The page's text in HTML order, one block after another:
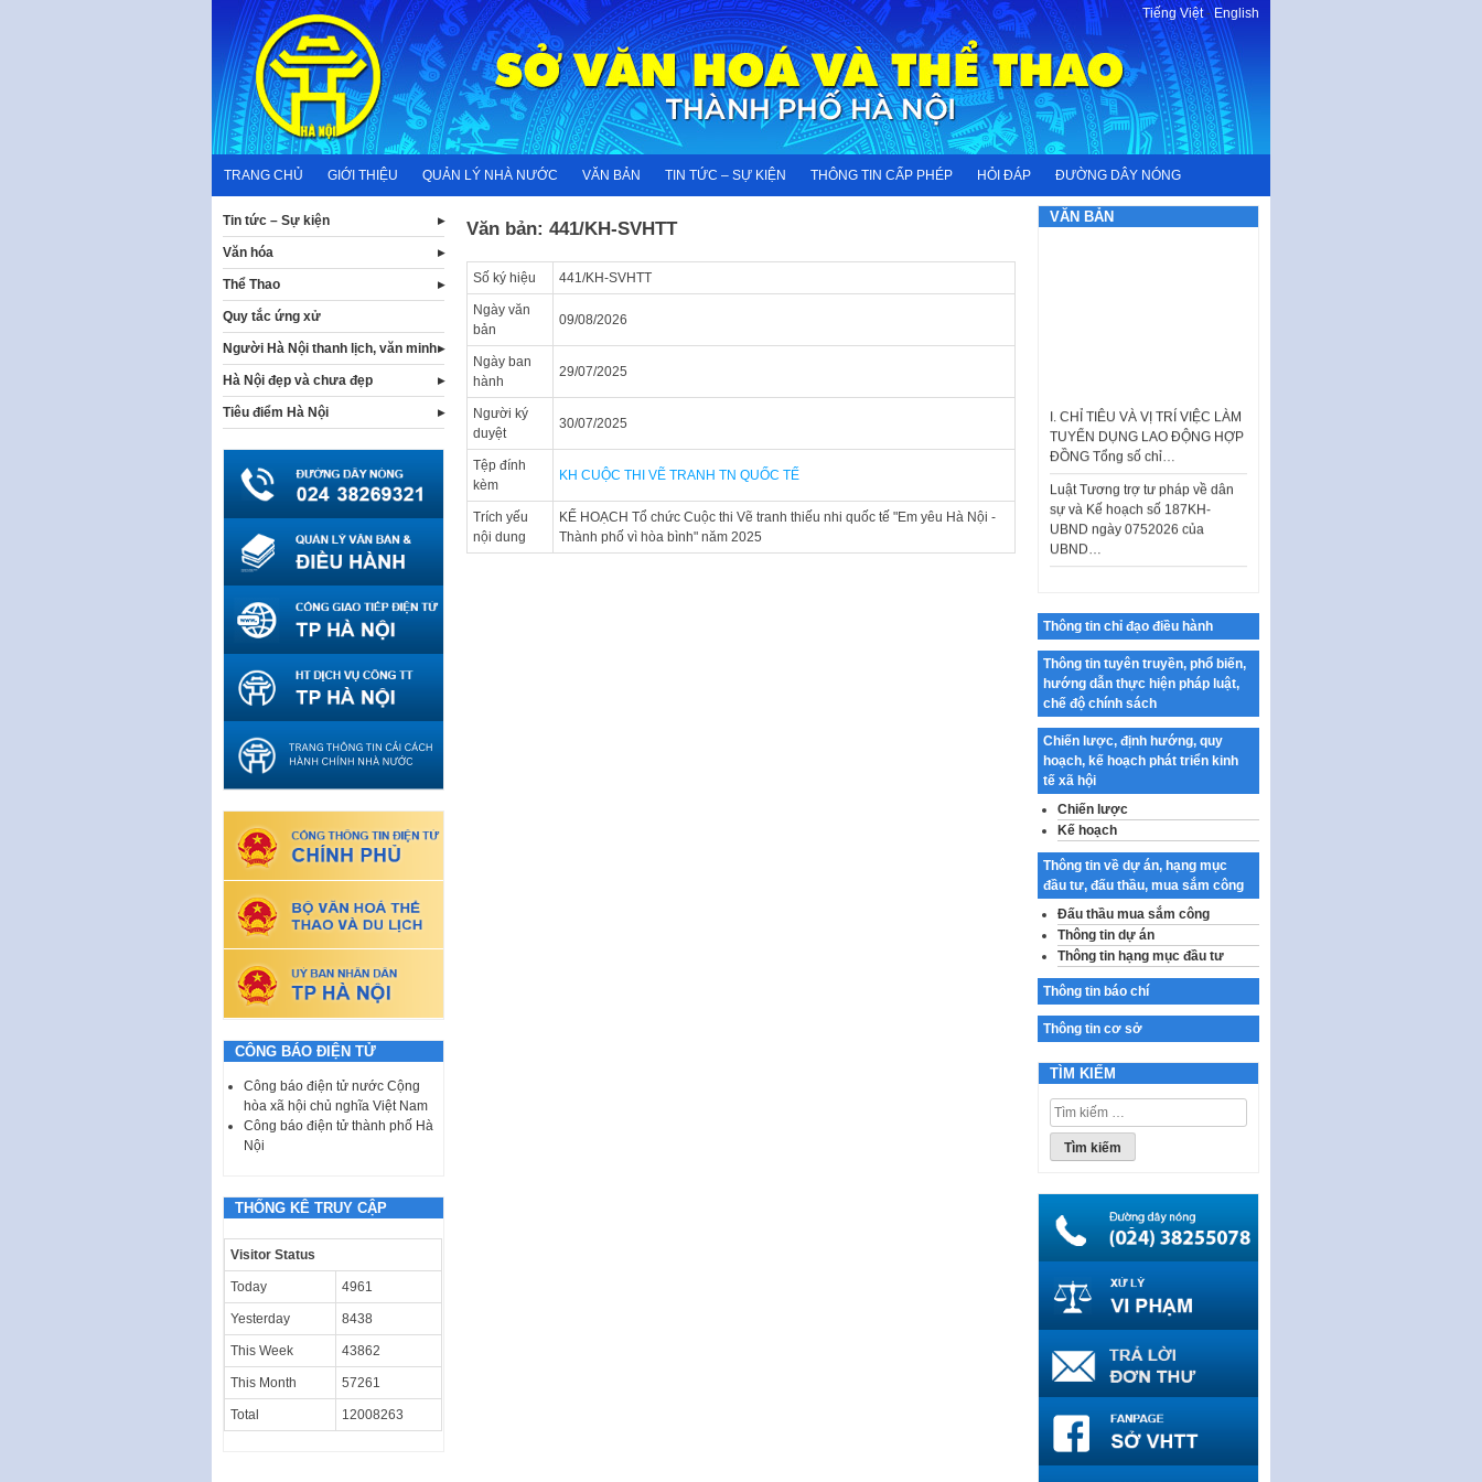
content
Tiếng Việt-English
TRANG CHỦ GIỚI THIỆU QUẢN LÝ NHÀ NƯỚC VĂN BẢN TIN TỨC – SỰ KIỆN THÔNG TIN CẤP PHÉP HỎI ĐÁP ĐƯỜNG DÂY NÓNG
Văn bản: 441/KH-SVHTT
Số ký hiệu 441/KH-SVHTT
Ngày văn
bản
09/08/2026
Ngày ban
hành
29/07/2025
Người ký
duyệt
30/07/2025
Tệp đính
kèm
KH CUỘC THI VẼ TRANH TN QUỐC TẾ
Trích yếu
nội dung
KẾ HOẠCH Tổ chức Cuộc thi Vẽ tranh thiếu nhi quốc tế "Em yêu Hà Nội -
Thành phố vì hòa bình" năm 2025
Tin tức – Sự kiện
Văn hóa
Thể Thao
Quy tắc ứng xử
Người Hà Nội thanh lịch, văn minh
Hà Nội đẹp và chưa đẹp
Tiêu điểm Hà Nội
CÔNG BÁO ĐIỆN TỬ
Công báo điện tử nước Cộng
hòa xã hội chủ nghĩa Việt Nam
Công báo điện tử thành phố Hà
Nội
THỐNG KÊ TRUY CẬP
Visitor Status
Today 4961
Yesterday 8438
This Week 43862
This Month 57261
Total 12008263
VĂN BẢN
TUYỂN DỤNG LAO ĐỘNG HỢP
ĐỒNG Tổng số chỉ…
Luật Tương trợ tư pháp về dân
sự và Kế hoạch số 187KH-
UBND ngày 0752026 của
UBND…
Ban hành Danh mục vị trí khai
Kế hoạch Tổ chức Cuộc thi
chính luận về bảo vệ nền tảng tư
tưởng của Đảng…
Công bố công khai dự toán kinh
phí xây dựng pháp luật, hoàn
thiện thể chế, chính…
Quy định về nghiên cứu, ứng
dụng khoa học, công nghệ, đổi
mới sáng tạo và chuyển…
Quy định chi tiết và hướng dẫn
thi hành một số điều của Luật Lý
lịch tư…
Sửa đổi, bổ sung một số nội
dung tại Nghị quyết số 30/NQ-
CP ngày 24 tháng 02…
Ban hành Chương trình hành
động của Chính phủ thực hiện
Nghị quyết số 02-NQ/TW ngày
17…
THÔNG BÁO Tuyển dụng lao
động hợp đồng theo Nghị định
số 111/2022/NĐ-CP ngày
30/12/2022 của Chính…
BTC của Bộ trưởng Bộ Tài…
Quy định về quản lý website
thương mại điện tử
Nghị quyết quy định điều kiện,
thủ tục tặng, thu hồi danh hiệu
"Công dân danh dự…
Nghị quyết quy định một số
khoa học, phát triển công…
Thông tin chỉ đạo điều hành
Thông tin tuyên truyền, phổ biến,
hướng dẫn thực hiện pháp luật,
chế độ chính sách
Chiến lược, định hướng, quy
hoạch, kế hoạch phát triển kinh
tế xã hội
Chiến lược
Kế hoạch
Thông tin về dự án, hạng mục
đầu tư, đấu thầu, mua sắm công
Đấu thầu mua sắm công
Thông tin dự án
Thông tin hạng mục đầu tư
Thông tin báo chí
Thông tin cơ sở
TÌM KIẾM
Tìm
kiếm
cho: